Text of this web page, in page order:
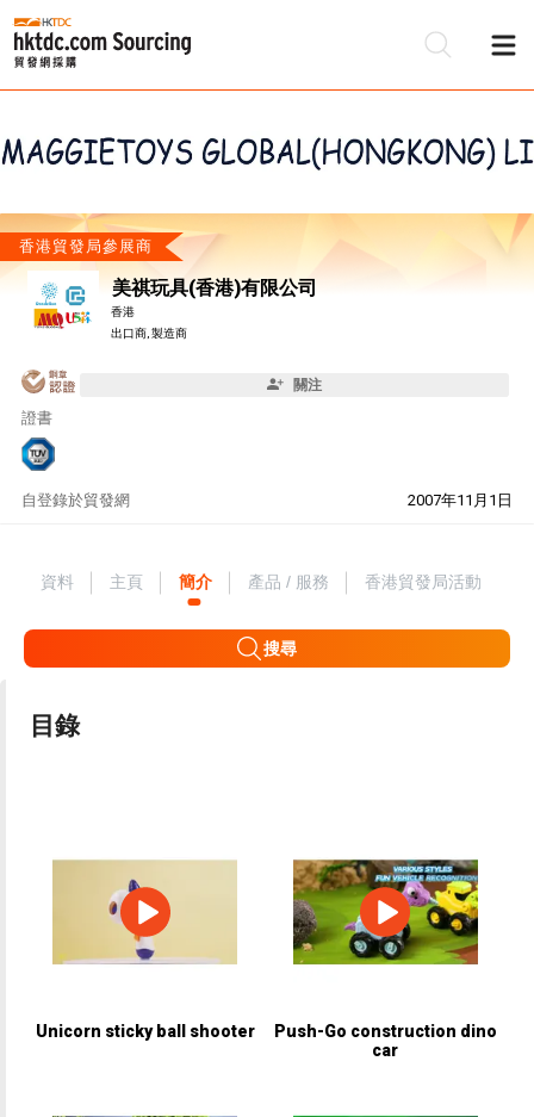
香港貿發局參展商
美祺玩具(香港)有限公司
香港
出口商, 製造商
關注
證書
自 2007年11月1日
登錄於貿發網
資料 主頁 簡介 產品 / 服務 香港貿發局活動
搜尋
目錄
Unicorn sticky ball shooter
Push-Go construction dino
car